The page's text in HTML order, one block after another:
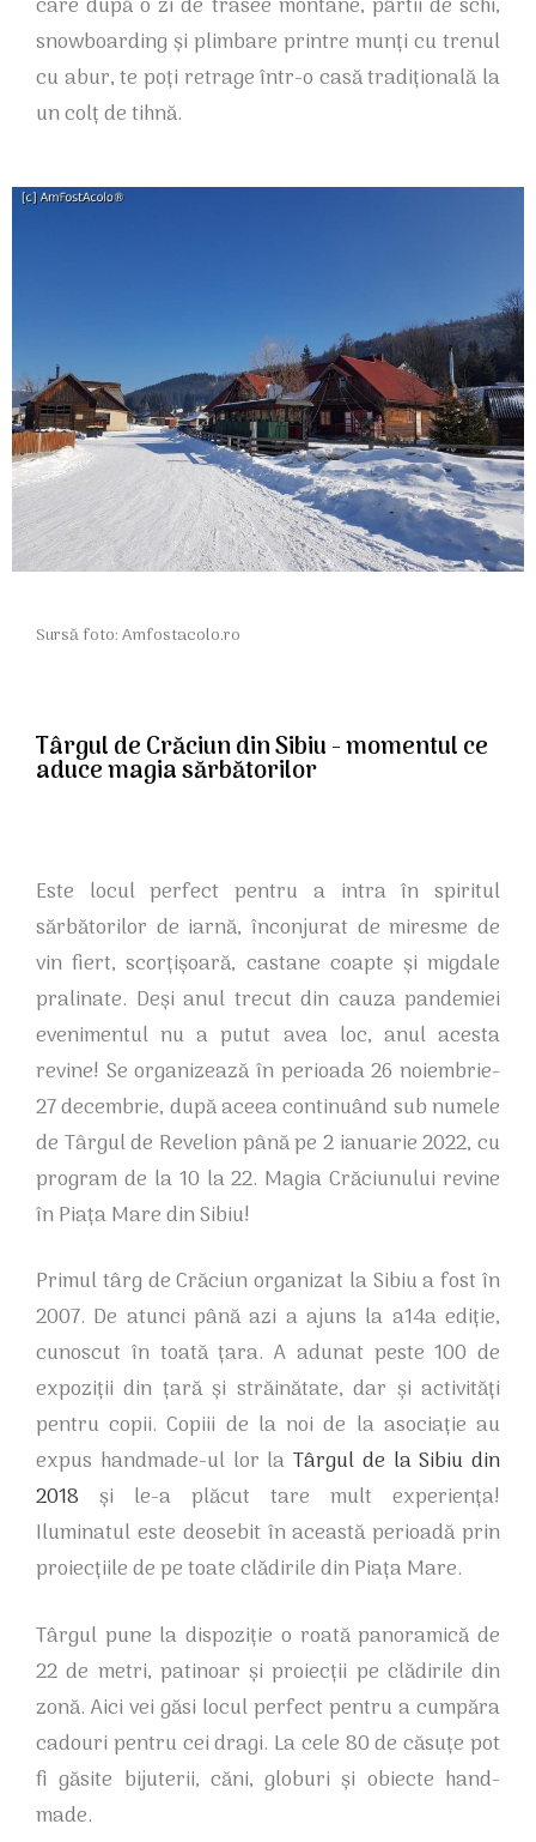
care după o zi de trasee montane, pârtii de schi,
snowboarding și plimbare printre munți cu trenul
cu abur, te poți retrage într-o casă tradițională la
un colț de tihnă.
Sursă foto: Amfostacolo.ro
Târgul de Crăciun din Sibiu - momentul ce
aduce magia sărbătorilor
Este locul perfect pentru a intra în spiritul
sărbătorilor de iarnă, înconjurat de miresme de
vin fiert, scorțișoară, castane coapte și migdale
pralinate. Deși anul trecut din cauza pandemiei
evenimentul nu a putut avea loc, anul acesta
revine! Se organizează în perioada 26 noiembrie-
27 decembrie, după aceea continuând sub numele
de Târgul de Revelion până pe 2 ianuarie 2022, cu
program de la 10 la 22. Magia Crăciunului revine
în Piața Mare din Sibiu!
Primul târg de Crăciun organizat la Sibiu a fost în
2007. De atunci până azi a ajuns la a14a ediție,
cunoscut în toată țara. A adunat peste 100 de
expoziții din țară și străinătate, dar și activități
pentru copii. Copiii de la noi de la asociație au
expus handmade-ul lor la Târgul de la Sibiu din
2018 și le-a plăcut tare mult experiența!
Iluminatul este deosebit în această perioadă prin
proiecțiile de pe toate clădirile din Piața Mare.
Târgul pune la dispoziție o roată panoramică de
22 de metri, patinoar și proiecții pe clădirile din
zonă. Aici vei găsi locul perfect pentru a cumpăra
cadouri pentru cei dragi. La cele 80 de căsuțe pot
fi găsite bijuterii, căni, globuri și obiecte hand-
made.